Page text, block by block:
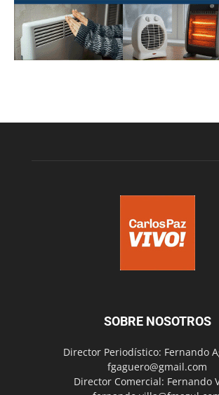
SOBRE NOSOTROS
Director Periodístico: Fernando
fgaguero@gmail.com
Director Comercial: Fernando